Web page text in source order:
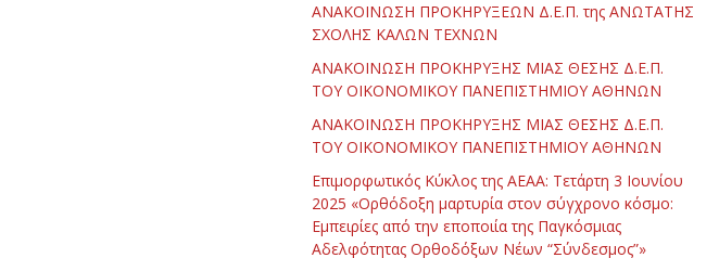
ΑΝΑΚΟΙΝΩΣΗ ΠΡΟΚΗΡΥΞΕΩΝ Δ.Ε.Π. της ΑΝΩΤΑΤΗΣ
ΣΧΟΛΗΣ ΚΑΛΩΝ ΤΕΧΝΩΝ
ΑΝΑΚΟΙΝΩΣΗ ΠΡΟΚΗΡΥΞΗΣ ΜΙΑΣ ΘΕΣΗΣ Δ.Ε.Π.
ΤΟΥ ΟΙΚΟΝΟΜΙΚΟΥ ΠΑΝΕΠΙΣΤΗΜΙΟΥ ΑΘΗΝΩΝ
ΑΝΑΚΟΙΝΩΣΗ ΠΡΟΚΗΡΥΞΗΣ ΜΙΑΣ ΘΕΣΗΣ Δ.Ε.Π.
ΤΟΥ ΟΙΚΟΝΟΜΙΚΟΥ ΠΑΝΕΠΙΣΤΗΜΙΟΥ ΑΘΗΝΩΝ
Επιμορφωτικός Κύκλος της ΑΕΑΑ: Τετάρτη 3 Ιουνίου
2025 «Ορθόδοξη μαρτυρία στον σύγχρονο κόσμο:
Εμπειρίες από την εποποιία της Παγκόσμιας
Αδελφότητας Ορθοδόξων Νέων “Σύνδεσμος”»